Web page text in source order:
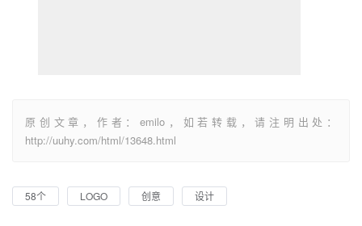
原创文章，作者：emilo，如若转载，请注明出处：
http://uuhy.com/html/13648.html
58个 LOGO 创意 设计